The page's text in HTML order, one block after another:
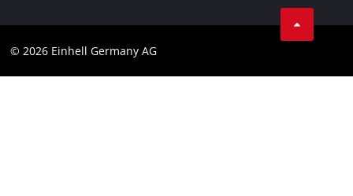
© 2026 Einhell Germany AG